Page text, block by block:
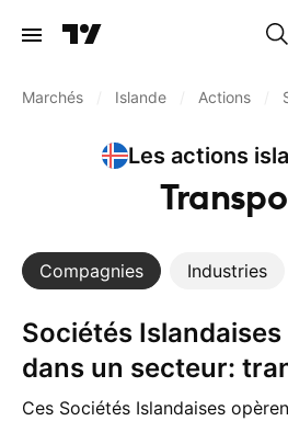
Marchés Islande Actions
Les actions
Compagnies Industries
Sociétés Islandaises engagées
dans un secteur:
Ces Sociétés Islandaises